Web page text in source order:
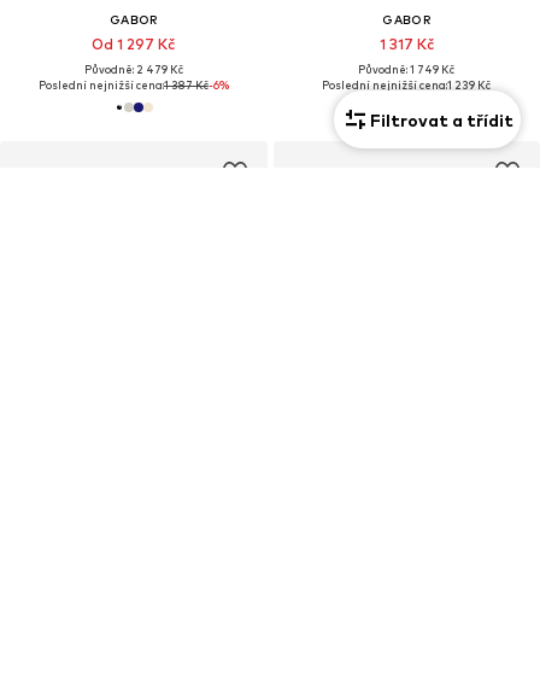
GABOR
Od 1 297 Kč
Původně: 2 479 Kč
Poslední nejnižší cena:1 387 Kč-6%
GABOR
1 317 Kč
Původně: 1 749 Kč
Poslední nejnižší cena:1 239 Kč
Filtrovat a třídit